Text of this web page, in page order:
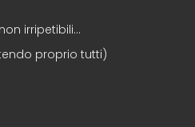
irripetibili…
proprio tutti)